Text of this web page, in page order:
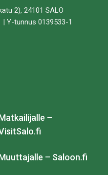
2), 24101 SALO
| Y-tunnus 0139533-1
–
– Saloon.fi